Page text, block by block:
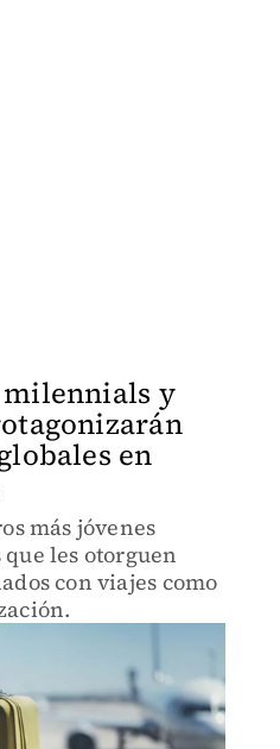
milennials y
en
más jóvenes
les otorguen
con viajes como